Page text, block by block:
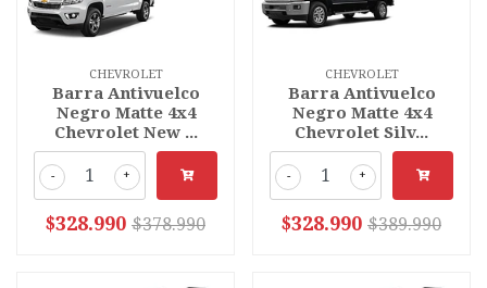
CHEVROLET
Barra Antivuelco
Negro Matte 4x4
Chevrolet New ...
+
-
$328.990 $378.990
CHEVROLET
Barra Antivuelco
Negro Matte 4x4
Chevrolet Silv...
+
-
$328.990 $389.990